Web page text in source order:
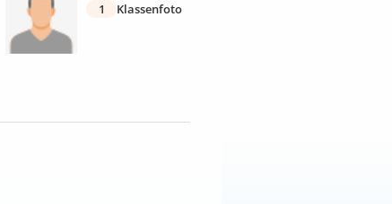
1
Klassenfoto